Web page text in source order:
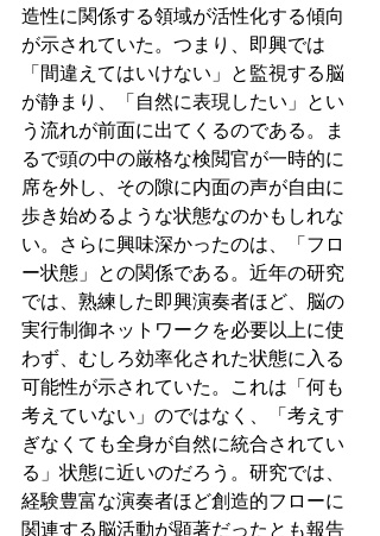
造性に関係する領域が活性化する傾向
が示されていた。つまり、即興では
「間違えてはいけない」と監視する脳
が静まり、「自然に表現したい」とい
う流れが前面に出てくるのである。ま
るで頭の中の厳格な検閲官が一時的に
席を外し、その隙に内面の声が自由に
歩き始めるような状態なのかもしれな
い。さらに興味深かったのは、「フロ
ー状態」との関係である。近年の研究
では、熟練した即興演奏者ほど、脳の
実行制御ネットワークを必要以上に使
わず、むしろ効率化された状態に入る
可能性が示されていた。これは「何も
考えていない」のではなく、「考えす
ぎなくても全身が自然に統合されてい
る」状態に近いのだろう。研究では、
経験豊富な演奏者ほど創造的フローに
関連する脳活動が顕著だったとも報告